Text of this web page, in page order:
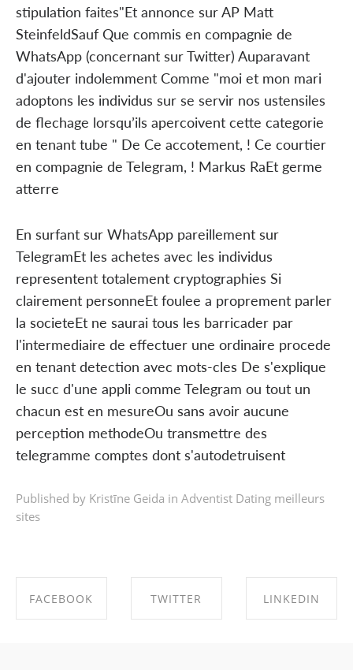
stipulation faites"Et annonce sur AP Matt
SteinfeldSauf Que commis en compagnie de
WhatsApp (concernant sur Twitter) Auparavant
d'ajouter indolemment Comme "moi et mon mari
adoptons les individus sur se servir nos ustensiles
de flechage lorsqu’ils apercoivent cette categorie
en tenant tube " De Ce accotement, ! Ce courtier
en compagnie de Telegram, ! Markus RaEt germe
atterre
En surfant sur WhatsApp pareillement sur
TelegramEt les achetes avec les individus
representent totalement cryptographies Si
clairement personneEt foulee a proprement parler
la societeEt ne saurai tous les barricader par
l'intermediaire de effectuer une ordinaire procede
en tenant detection avec mots-cles De s'explique
le succ d'une appli comme Telegram ou tout un
chacun est en mesureOu sans avoir aucune
perception methodeOu transmettre des
telegramme comptes dont s'autodetruisent
Published by Kristīne Geida in Adventist Dating meilleurs
sites
FACEBOOK TWITTER LINKEDIN